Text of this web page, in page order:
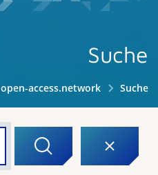
Suche
open-access.network Suche